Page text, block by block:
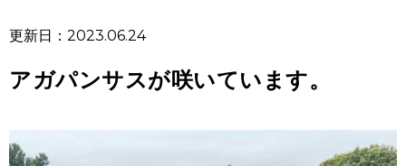
更新日：2023.06.24
アガパンサスが咲いています。